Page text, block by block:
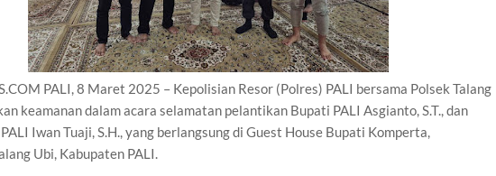
PALI, 8 Maret 2025 – Kepolisian Resor (Polres) PALI bersama Polsek Talang
keamanan dalam acara selamatan pelantikan Bupati PALI Asgianto, S.T., dan
Iwan Tuaji, S.H., yang berlangsung di Guest House Bupati Komperta,
Ubi, Kabupaten PALI.